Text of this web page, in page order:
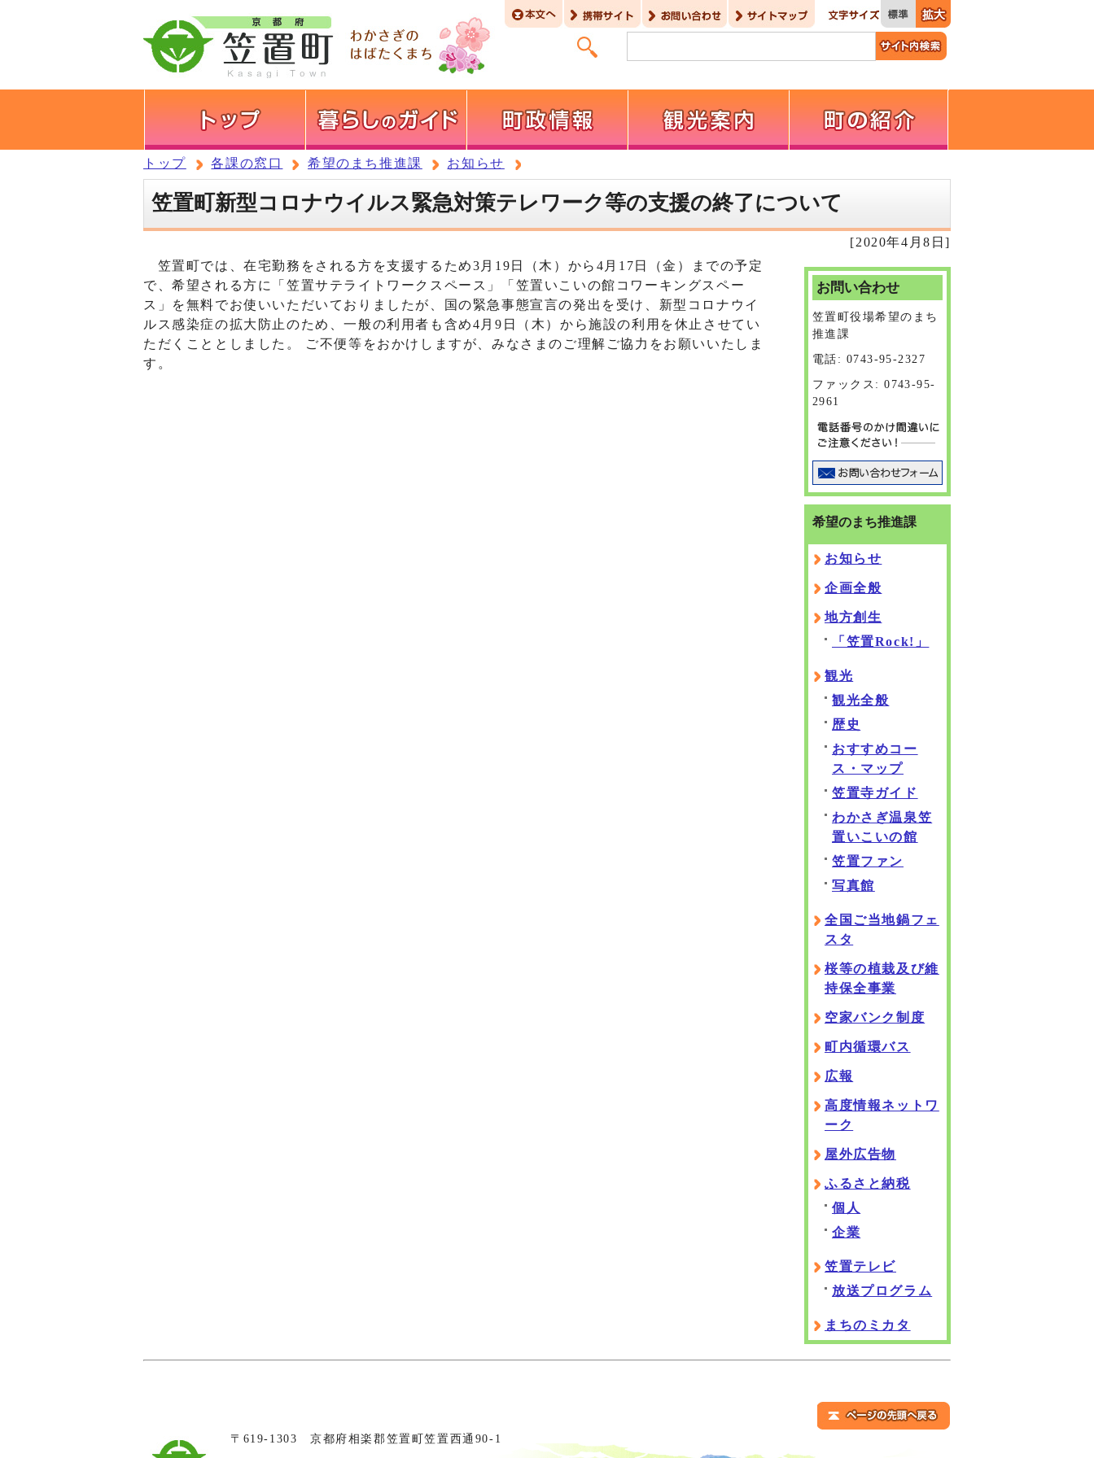
トップ 各課の窓口 希望のまち推進課 お知らせ
笠置町新型コロナウイルス緊急対策テレワーク等の支援の終了について
[2020年4月8日]
笠置町では、在宅勤務をされる方を支援するため3月19日（木）から4月17日（金）までの予定
で、希望される方に「笠置サテライトワークスペース」「笠置いこいの館コワーキングスペー
ス」を無料でお使いいただいておりましたが、国の緊急事態宣言の発出を受け、新型コロナウイ
ルス感染症の拡大防止のため、一般の利用者も含め4月9日（木）から施設の利用を休止させてい
ただくこととしました。 ご不便等をおかけしますが、みなさまのご理解ご協力をお願いいたしま
す。
お問い合わせ
笠置町役場希望のまち
推進課
電話: 0743-95-2327
ファックス: 0743-95-
2961
希望のまち推進課
お知らせ
企画全般
地方創生
「笠置Rock!」
観光
観光全般
歴史
おすすめコー
ス・マップ
笠置寺ガイド
わかさぎ温泉笠
置いこいの館
笠置ファン
写真館
全国ご当地鍋フェ
スタ
桜等の植栽及び維
持保全事業
空家バンク制度
町内循環バス
広報
高度情報ネットワ
ーク
屋外広告物
ふるさと納税
個人
企業
笠置テレビ
放送プログラム
まちのミカタ
〒619-1303 京都府相楽郡笠置町笠置西通90-1